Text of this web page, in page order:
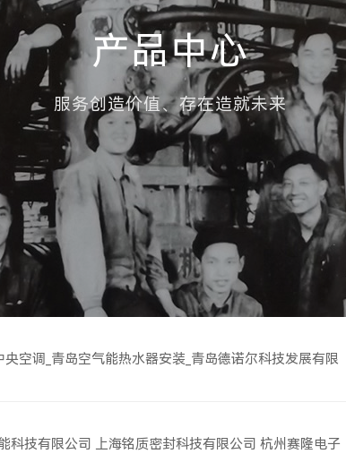
产品中心
服务创造价值、存在造就未来
空调_青岛空气能热水器安装_青岛德诺尔科技发展有限
科技有限公司 上海铭质密封科技有限公司 杭州赛隆电子